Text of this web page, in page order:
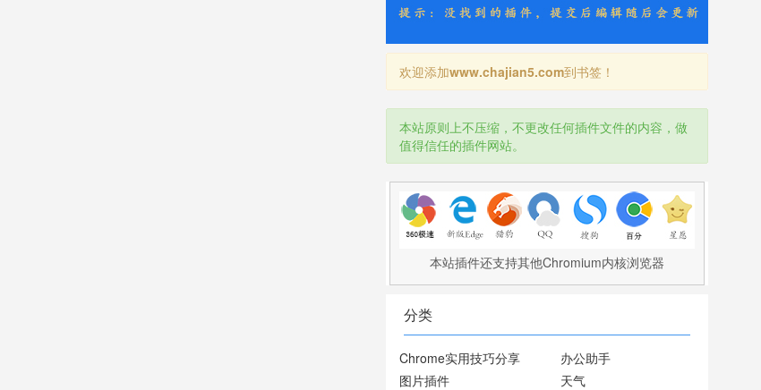
欢迎添加www.chajian5.com到书签！
本站原则上不压缩，不更改任何插件文件的内容，做
值得信任的插件网站。
本站插件还支持其他Chromium内核浏览器
分类
Chrome实用技巧分享
办公助手
图片插件
天气